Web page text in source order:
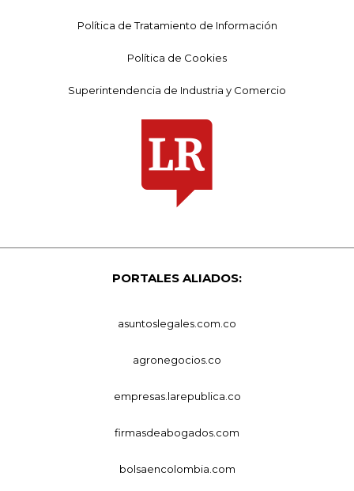
Política de Tratamiento de Información
Política de Cookies
Superintendencia de Industria y Comercio
PORTALES ALIADOS:
asuntoslegales.com.co
agronegocios.co
empresas.larepublica.co
firmasdeabogados.com
bolsaencolombia.com